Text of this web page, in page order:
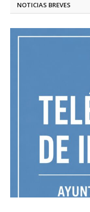
NOTICIAS BREVES